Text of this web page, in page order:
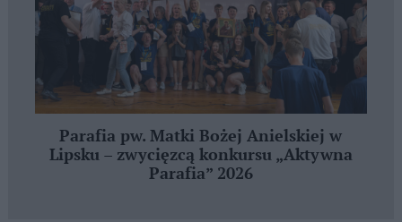
Parafia pw. Matki Bożej Anielskiej w
Lipsku – zwycięzcą konkursu „Aktywna
Parafia” 2026